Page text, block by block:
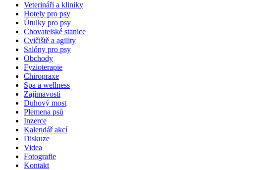
Veterináři a kliniky
Hotely pro psy
Útulky pro psy
Chovatelské stanice
Cvičiště a agility
Salóny pro psy
Obchody
Fyzioterapie
Chiropraxe
Spa a wellness
Zajímavosti
Duhový most
Plemena psů
Inzerce
Kalendář akcí
Diskuze
Videa
Fotografie
Kontakt